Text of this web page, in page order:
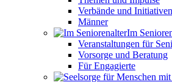
Verbände und Initiativen
Männer
Im
Veranstaltungen für
Vorsorge und Beratung
Für Engagierte